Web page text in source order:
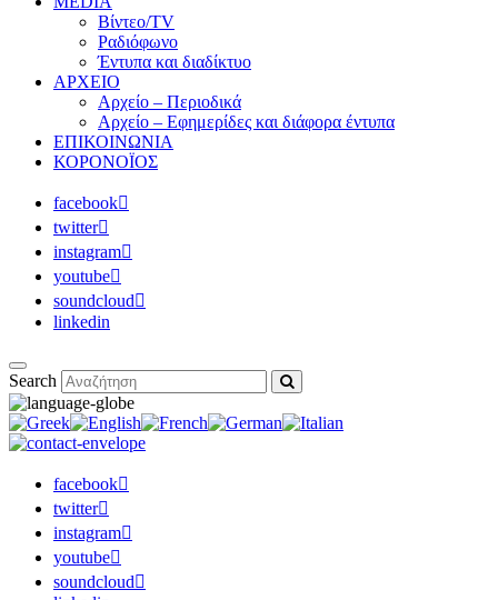
Βίντεο/TV
Ραδιόφωνο
Έντυπα και διαδίκτυο
ΑΡΧΕΙΟ
Αρχείο – Περιοδικά
Αρχείο – Εφημερίδες και διάφορα έντυπα
ΕΠΙΚΟΙΝΩΝΙΑ
ΚΟΡΟΝΟΪΟΣ
facebook
twitter
instagram
youtube
soundcloud
linkedin
Search
facebook
twitter
instagram
youtube
soundcloud